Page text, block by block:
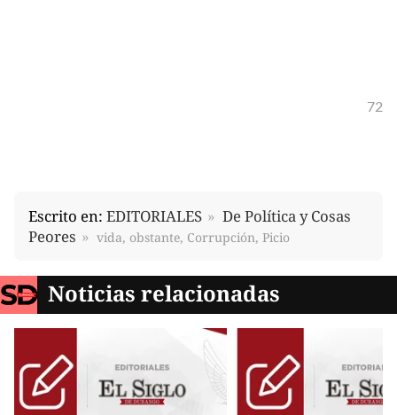
72
Escrito en: EDITORIALES
De Política y Cosas
Peores
vida, obstante, Corrupción, Picio
Noticias relacionadas